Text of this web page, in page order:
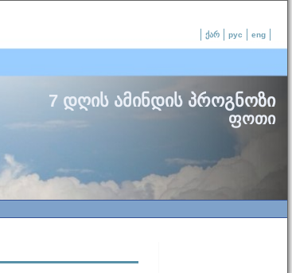
ქარ рус eng
7 დღის ამინდის პროგნოზი
ფოთი